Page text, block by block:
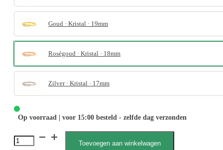
Goud · Kristal · 19mm
Roségoud · Kristal · 18mm
Zilver · Kristal · 17mm
Op voorraad | voor 15:00 besteld - zelfde dag verzonden
4091
Toevoegen aan winkelwagen